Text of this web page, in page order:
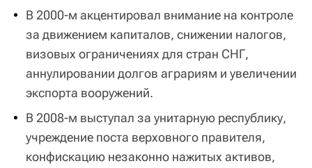
В 2000-м акцентировал внимание на контроле
за движением капиталов, снижении налогов,
визовых ограничениях для стран СНГ,
аннулировании долгов аграриям и увеличении
экспорта вооружений.
В 2008-м выступал за унитарную республику,
учреждение поста верховного правителя,
конфискацию незаконно нажитых активов,